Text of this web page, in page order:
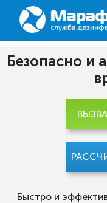
Безопасно и
Быстро и